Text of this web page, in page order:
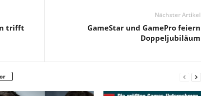
trifft
Nächster Artikel
GameStar und GamePro feiern
Doppeljubiläum